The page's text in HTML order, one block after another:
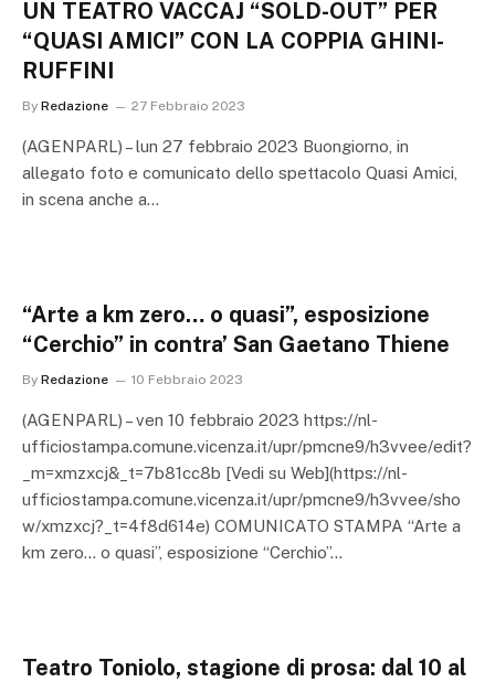
UN TEATRO VACCAJ “SOLD-OUT” PER
“QUASI AMICI” CON LA COPPIA GHINI-
RUFFINI
By Redazione 27 Febbraio 2023
(AGENPARL) – lun 27 febbraio 2023 Buongiorno, in
allegato foto e comunicato dello spettacolo Quasi Amici,
in scena anche a…
“Arte a km zero… o quasi”, esposizione
“Cerchio” in contra’ San Gaetano Thiene
By Redazione 10 Febbraio 2023
(AGENPARL) – ven 10 febbraio 2023 https://nl-
ufficiostampa.comune.vicenza.it/upr/pmcne9/h3vvee/edit?
_m=xmzxcj&_t=7b81cc8b [Vedi su Web](https://nl-
ufficiostampa.comune.vicenza.it/upr/pmcne9/h3vvee/sho
w/xmzxcj?_t=4f8d614e) COMUNICATO STAMPA “Arte a
km zero… o quasi”, esposizione “Cerchio”…
Teatro Toniolo, stagione di prosa: dal 10 al